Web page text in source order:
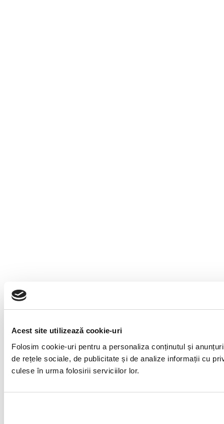
Acest site utilizează cookie-uri
Folosim cookie-uri pentru a personaliza conținutul și
de rețele sociale, de publicitate și de analize informații cu
culese în urma folosirii serviciilor lor.